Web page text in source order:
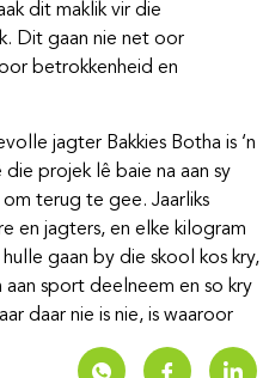
dit maklik vir die
Dit gaan nie net oor
betrokkenheid en
jagter Bakkies Botha is ‘n
projek lê baie na aan sy
om terug te gee. Jaarliks
en jagters, en elke kilogram
gaan by die skool kos kry,
sport deelneem en so kry
daar nie is nie, is waaroor